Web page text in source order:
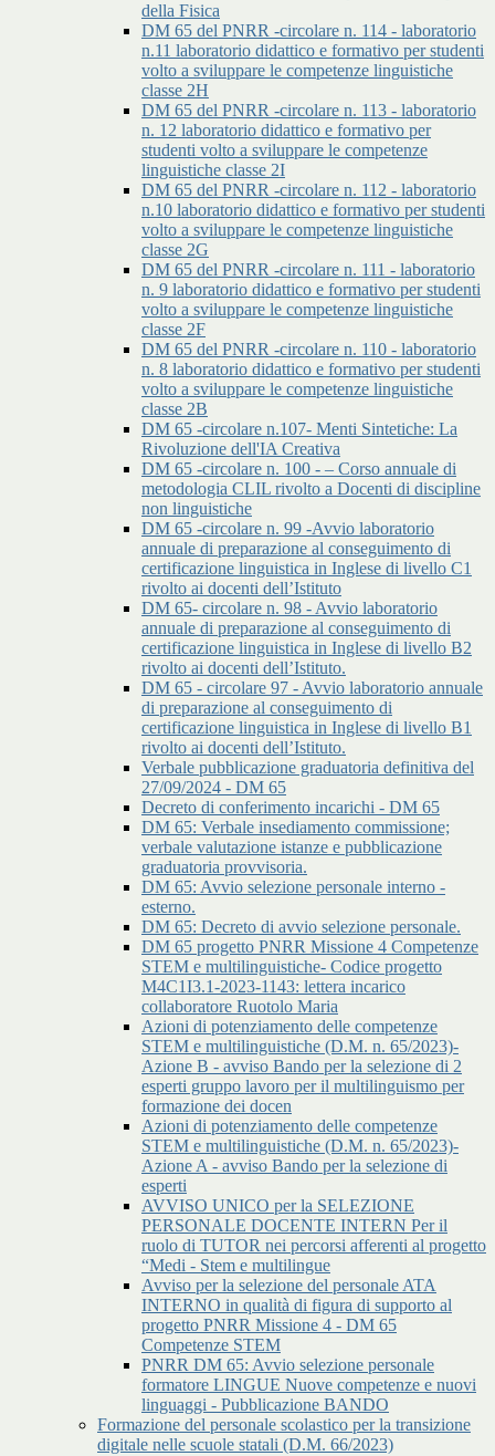
della Fisica
DM 65 del PNRR -circolare n. 114 - laboratorio
n.11 laboratorio didattico e formativo per studenti
volto a sviluppare le competenze linguistiche
classe 2H
DM 65 del PNRR -circolare n. 113 - laboratorio
n. 12 laboratorio didattico e formativo per
studenti volto a sviluppare le competenze
linguistiche classe 2I
DM 65 del PNRR -circolare n. 112 - laboratorio
n.10 laboratorio didattico e formativo per studenti
volto a sviluppare le competenze linguistiche
classe 2G
DM 65 del PNRR -circolare n. 111 - laboratorio
n. 9 laboratorio didattico e formativo per studenti
volto a sviluppare le competenze linguistiche
classe 2F
DM 65 del PNRR -circolare n. 110 - laboratorio
n. 8 laboratorio didattico e formativo per studenti
volto a sviluppare le competenze linguistiche
classe 2B
DM 65 -circolare n.107- Menti Sintetiche: La
Rivoluzione dell'IA Creativa
DM 65 -circolare n. 100 - – Corso annuale di
metodologia CLIL rivolto a Docenti di discipline
non linguistiche
DM 65 -circolare n. 99 -Avvio laboratorio
annuale di preparazione al conseguimento di
certificazione linguistica in Inglese di livello C1
rivolto ai docenti dell’Istituto
DM 65- circolare n. 98 - Avvio laboratorio
annuale di preparazione al conseguimento di
certificazione linguistica in Inglese di livello B2
rivolto ai docenti dell’Istituto.
DM 65 - circolare 97 - Avvio laboratorio annuale
di preparazione al conseguimento di
certificazione linguistica in Inglese di livello B1
rivolto ai docenti dell’Istituto.
Verbale pubblicazione graduatoria definitiva del
27/09/2024 - DM 65
Decreto di conferimento incarichi - DM 65
DM 65: Verbale insediamento commissione;
verbale valutazione istanze e pubblicazione
graduatoria provvisoria.
DM 65: Avvio selezione personale interno -
esterno.
DM 65: Decreto di avvio selezione personale.
DM 65 progetto PNRR Missione 4 Competenze
STEM e multilinguistiche- Codice progetto
M4C1I3.1-2023-1143: lettera incarico
collaboratore Ruotolo Maria
Azioni di potenziamento delle competenze
STEM e multilinguistiche (D.M. n. 65/2023)-
Azione B - avviso Bando per la selezione di 2
esperti gruppo lavoro per il multilinguismo per
formazione dei docen
Azioni di potenziamento delle competenze
STEM e multilinguistiche (D.M. n. 65/2023)-
Azione A - avviso Bando per la selezione di
esperti
AVVISO UNICO per la SELEZIONE
PERSONALE DOCENTE INTERN Per il
ruolo di TUTOR nei percorsi afferenti al progetto
“Medi - Stem e multilingue
Avviso per la selezione del personale ATA
INTERNO in qualità di figura di supporto al
progetto PNRR Missione 4 - DM 65
Competenze STEM
PNRR DM 65: Avvio selezione personale
formatore LINGUE Nuove competenze e nuovi
linguaggi - Pubblicazione BANDO
Formazione del personale scolastico per la transizione
digitale nelle scuole statali (D.M. 66/2023)